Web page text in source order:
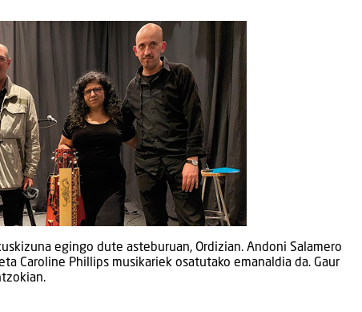
egingo dute asteburuan, Ordizian. Andoni Salamero
Caroline Phillips musikariek osatutako emanaldia da. Gaur